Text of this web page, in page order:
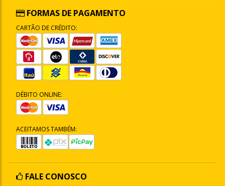
FORMAS DE PAGAMENTO
CARTÃO DE CRÉDITO:
DÉBITO ONLINE:
ACEITAMOS TAMBÉM:
FALE CONOSCO